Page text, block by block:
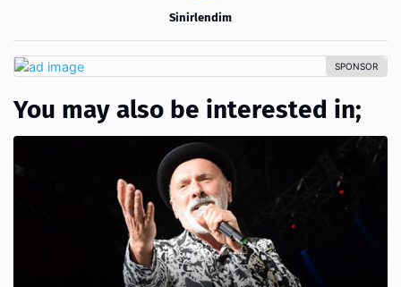
Sinirlendim
You may also be interested in;